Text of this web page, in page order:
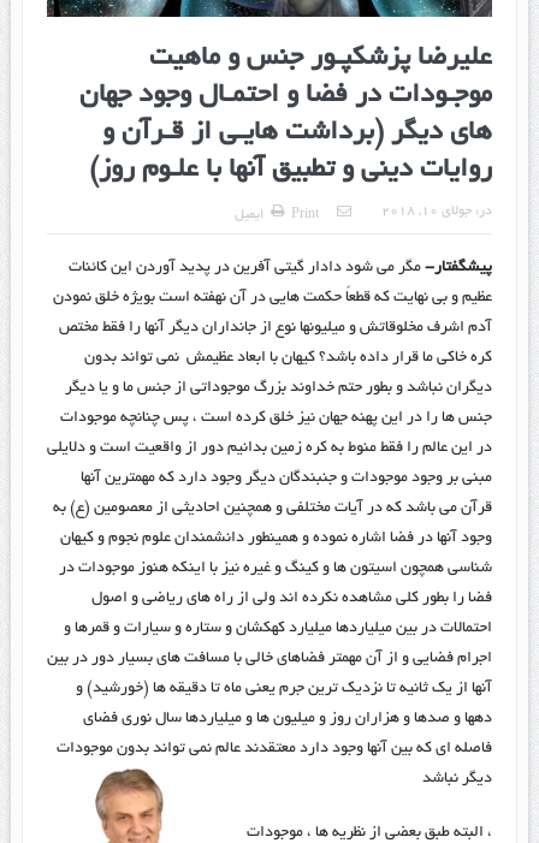
علیرضا پزشکپـور جنس و ماهیت
موجـودات در فضا و احتمـال وجود جهان
های دیگر (برداشت هایـی از قـرآن و
روایات دینی و تطبیق آنها با علـوم روز)
در: جولای 10, 2018 Print ایمیل
پیشگفتار-مگر می شود دادار گیتی آفرین در پدید آوردن این کائنات
عظیم و بی نهایت که قطعاً حکمت هایی در آن نهفته است بویژه خلق نمودن
آدم اشرف مخلوقاتش و میلیونها نوع از جانداران دیگر آنها را فقط مختص
کره خاکی ما قرار داده باشد؟ کیهان با ابعاد عظیمش نمی تواند بدون
دیگران نباشد و بطور حتم خداوند بزرگ موجوداتی از جنس ما و یا دیگر
جنس ها را در این پهنه جهان نیز خلق کرده است ، پس چنانچه موجودات
در این عالم را فقط منوط به کره زمین بدانیم دور از واقعیت است و دلایلی
مبنی بر وجود موجودات و جنبندگان دیگر وجود دارد که مهمترین آنها
قرآن می باشد که در آیات مختلفی و همچنین احادیثی از معصومین (ع) به
وجود آنها در فضا اشاره نموده و همینطور دانشمندان علوم نجوم و کیهان
شناسی همچون اسیتون ها و کینگ و غیره نیز با اینکه هنوز موجودات در
فضا را بطور کلی مشاهده نکرده اند ولی از راه های ریاضی و اصول
احتمالات در بین میلیاردها میلیارد کهکشان و ستاره و سیارات و قمرها و
اجرام فضایی و از آن مهمتر فضاهای خالی با مسافت های بسیار دور در بین
آنها از یک ثانیه تا نزدیک ترین جرم یعنی ماه تا دقیقه ها (خورشید) و
دهها و صدها و هزاران روز و میلیون ها و میلیاردها سال نوری فضای
فاصله ای که بین آنها وجود دارد معتقدند عالم نمی تواند بدون موجودات
دیگر نباشد
، البته طبق بعضی از نظریه ها ، موجودات